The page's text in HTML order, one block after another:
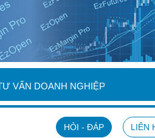
VẤN DOANH NGHIỆP
HỎI - ĐÁP LIÊN